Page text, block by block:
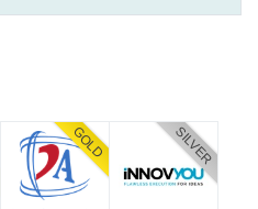
GOLD SILVER